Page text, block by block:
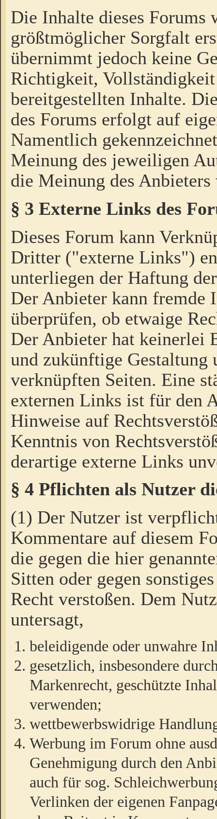
Die Inhalte dieses Forums
größtmöglicher Sorgfalt
übernimmt jedoch keine
Richtigkeit,
bereitgestellten Inhalte.
des Forums erfolgt auf
Namentlich
Meinung des jeweiligen
die Meinung des Anbieters
§ 3 Externe Links des
Dieses Forum kann
Dritter ("externe Links")
unterliegen der Haftung
Der Anbieter kann fremde
überprüfen, ob etwaige
Der Anbieter hat keinerlei
und zukünftige Gestaltung
verknüpften Seiten. Eine
externen Links ist für den
Hinweise auf
Kenntnis von
derartige externe Links
§ 4 Pflichten als Nutzer
(1) Der Nutzer ist
Kommentare auf diesem
die gegen die hier
Sitten oder gegen
Recht verstoßen. Dem
untersagt,
beleidigende oder unwahre
gesetzlich, insbesondere
Markenrecht, geschützte
verwenden;
wettbewerbswidrige
Werbung im Forum ohne
Genehmigung durch den
auch für sog.
Verlinken der eigenen